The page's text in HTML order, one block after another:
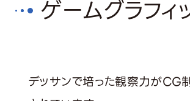
ゲームグラフィ
デッサンで培った観察力がCG